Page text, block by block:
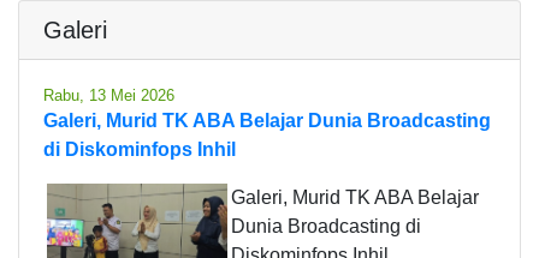
Galeri
Rabu, 13 Mei 2026
Galeri, Murid TK ABA Belajar Dunia Broadcasting
di Diskominfops Inhil
Galeri, Murid TK ABA Belajar
Dunia Broadcasting di